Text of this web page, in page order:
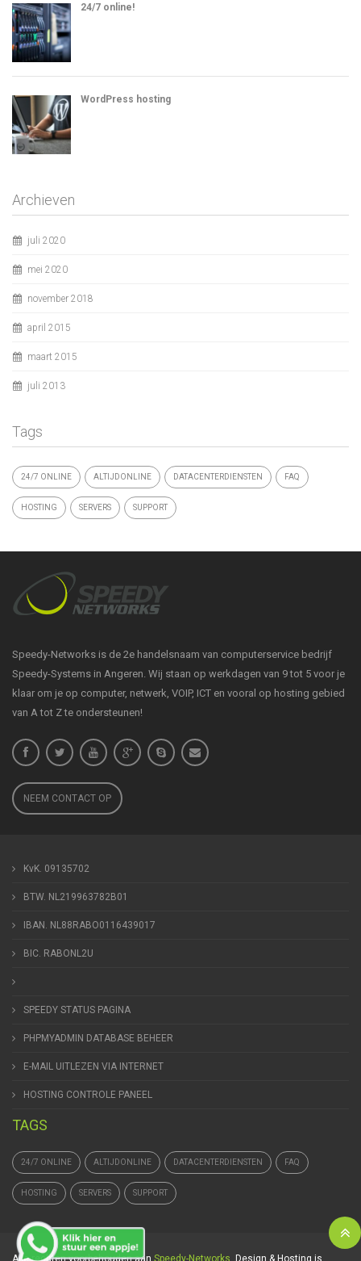
24/7 online!
WordPress hosting
Archieven
juli 2020
mei 2020
november 2018
april 2015
maart 2015
juli 2013
Tags
24/7 ONLINE ALTIJDONLINE DATACENTERDIENSTEN FAQ
HOSTING SERVERS SUPPORT
Speedy-Networks is de 2e handelsnaam van computerservice bedrijf
Speedy-Systems in Angeren. Wij staan op werkdagen van 9 tot 5 voor je
klaar om je op computer, netwerk, VOIP, ICT en vooral op hosting gebied
van A tot Z te ondersteunen!
NEEM CONTACT OP
KvK. 09135702
BTW. NL219963782B01
IBAN. NL88RABO0116439017
BIC. RABONL2U
SPEEDY STATUS PAGINA
PHPMYADMIN DATABASE BEHEER
E-MAIL UITLEZEN VIA INTERNET
HOSTING CONTROLE PANEEL
TAGS
24/7 ONLINE ALTIJDONLINE DATACENTERDIENSTEN FAQ
HOSTING SERVERS SUPPORT
Alle rechten voorbehouden aan Speedy-Networks . Design & Hosting is